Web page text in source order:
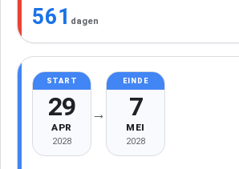
561 dagen
START
29
APR
2028
→
EINDE
7
MEI
2028